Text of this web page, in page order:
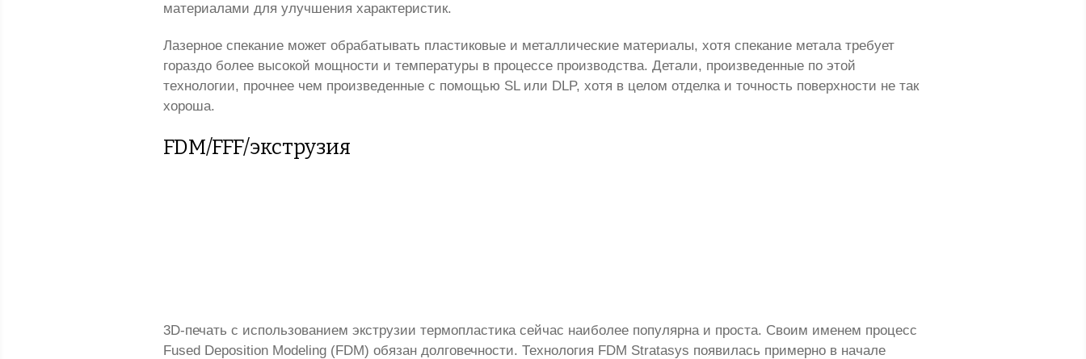
материалами для улучшения характеристик.
Лазерное спекание может обрабатывать пластиковые и металлические материалы, хотя спекание метала требует
гораздо более высокой мощности и температуры в процессе производства. Детали, произведенные по этой
технологии, прочнее чем произведенные с помощью SL или DLP, хотя в целом отделка и точность поверхности не так
хороша.
FDM/FFF/экструзия
3D-печать с использованием экструзии термопластика сейчас наиболее популярна и проста. Своим именем процесс
Fused Deposition Modeling (FDM) обязан долговечности. Технология FDM Stratasys появилась примерно в начале